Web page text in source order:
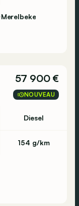
Merelbeke
57 900 €
NOUVEAU
Diesel
154 g/km